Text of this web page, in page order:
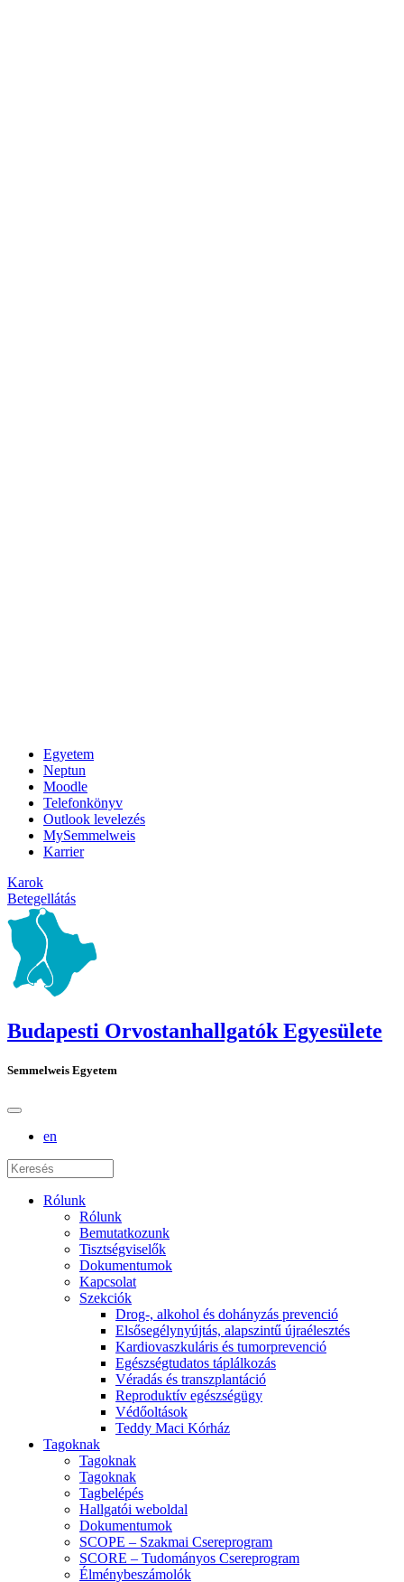
Egyetem
Neptun
Moodle
Telefonkönyv
Outlook levelezés
MySemmelweis
Karrier
Karok
Betegellátás
Budapesti Orvostanhallgatók Egyesülete
Semmelweis Egyetem
en
Rólunk
Rólunk
Bemutatkozunk
Tisztségviselők
Dokumentumok
Kapcsolat
Szekciók
Drog-, alkohol és dohányzás prevenció
Elsősegélynyújtás, alapszintű újraélesztés
Kardiovaszkuláris és tumorprevenció
Egészségtudatos táplálkozás
Véradás és transzplantáció
Reproduktív egészségügy
Védőoltások
Teddy Maci Kórház
Tagoknak
Tagoknak
Tagoknak
Tagbelépés
Hallgatói weboldal
Dokumentumok
SCOPE – Szakmai Csereprogram
SCORE – Tudományos Csereprogram
Élménybeszámolók